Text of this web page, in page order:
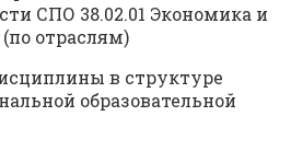
СПО 38.02.01 Экономика и
отраслям)
в структуре
образовательной